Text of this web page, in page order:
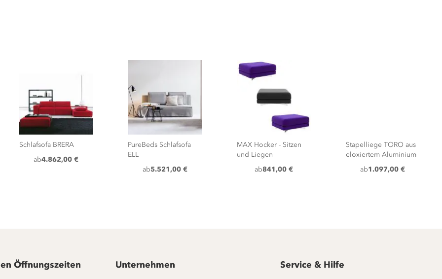
Schlafsofa BRERA
ab4.862,00 €
PureBeds Schlafsofa
ELL
ab5.521,00 €
MAX Hocker - Sitzen
und Liegen
ab841,00 €
Stapelliege TORO aus
eloxiertem Aluminium
ab1.097,00 €
Öffnungszeiten Unternehmen Service & Hilfe